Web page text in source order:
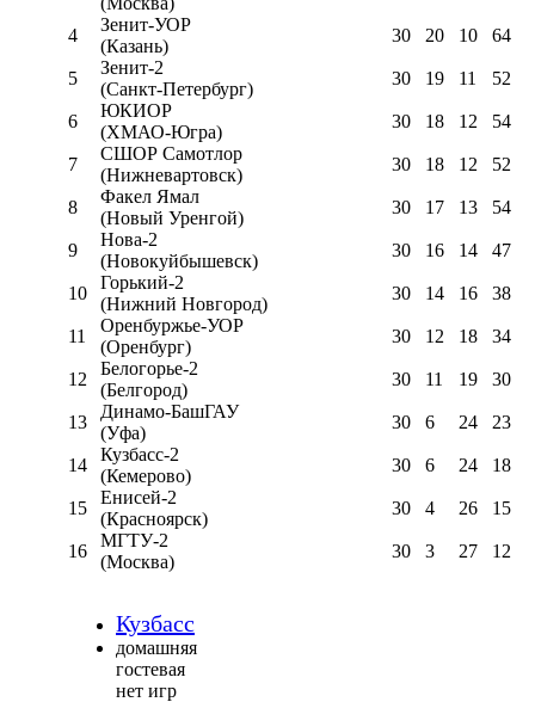
4
Зенит-УОР
(Казань)
30 20 10 64
5
Зенит-2
(Санкт-Петербург)
30 19 11 52
6
ЮКИОР
(ХМАО-Югра)
30 18 12 54
7
СШОР Самотлор
(Нижневартовск)
30 18 12 52
8
Факел Ямал
(Новый Уренгой)
30 17 13 54
9
Нова-2
(Новокуйбышевск)
30 16 14 47
10
Горький-2
(Нижний Новгород)
30 14 16 38
11
Оренбуржье-УОР
(Оренбург)
30 12 18 34
12
Белогорье-2
(Белгород)
30 11 19 30
13
Динамо-БашГАУ
(Уфа)
30 6 24 23
14
Кузбасс-2
(Кемерово)
30 6 24 18
15
Енисей-2
(Красноярск)
30 4 26 15
16
МГТУ-2
(Москва)
30 3 27 12
Кузбасс
домашняя
гостевая
нет игр